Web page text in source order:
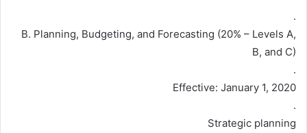
.
B. Planning, Budgeting, and Forecasting (20% – Levels A,
B, and C)
.
Effective: January 1, 2020
.
Strategic planning